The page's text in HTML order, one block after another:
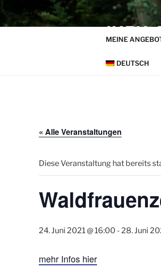
springen
Tanz zum
MEINE
DEUTSCH
« Alle Veranstaltungen
Diese Veranstaltung hat bereits
24. Juni 2021 @ 16:00 - 28. Juni
mehr Infos hier